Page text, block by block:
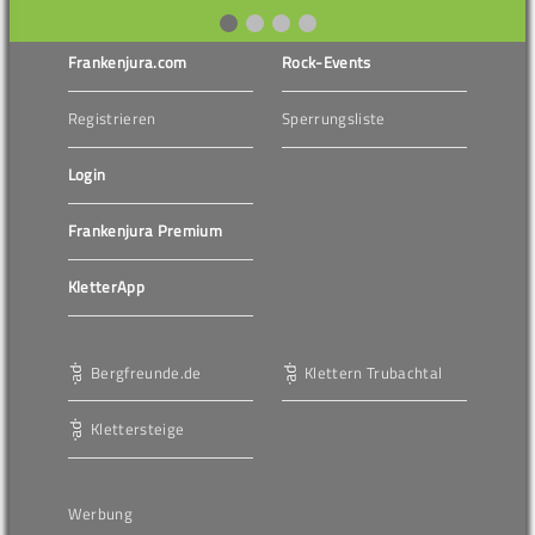
Frankenjura.com
Registrieren
Login
Frankenjura Premium
KletterApp
Rock-Events
Sperrungsliste
Bergfreunde.de
Klettersteige
Klettern Trubachtal
Werbung